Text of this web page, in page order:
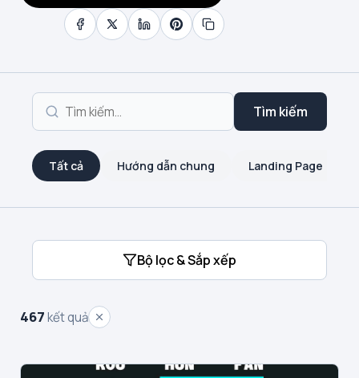
Tìm kiếm
Tất cả Hướng dẫn chung Landing Page
Bộ lọc & Sắp xếp
467kết quả